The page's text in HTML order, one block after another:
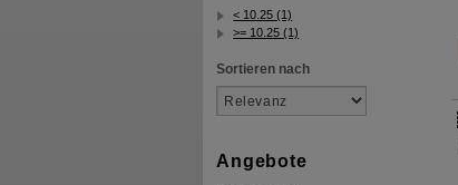
< 10.25 (1)
>= 10.25 (1)
Sortieren nach
Angebote